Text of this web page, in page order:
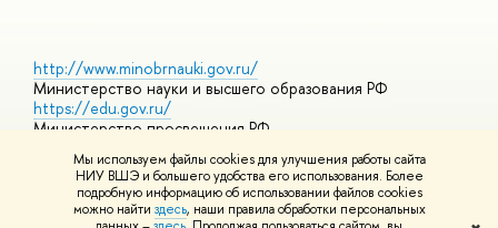
Мы используем файлы cookies для улучшения работы сайта
НИУ ВШЭ и большего удобства его использования. Более
подробную информацию об использовании файлов cookies
можно найти здесь, наши правила обработки персональных
http://www.minobrnauki.gov.ru/
Министерство науки и высшего образования РФ
https://edu.gov.ru/
Министерство просвещения РФ
https://elearning.hse.ru/mooc
Массовые открытые онлайн-курсы